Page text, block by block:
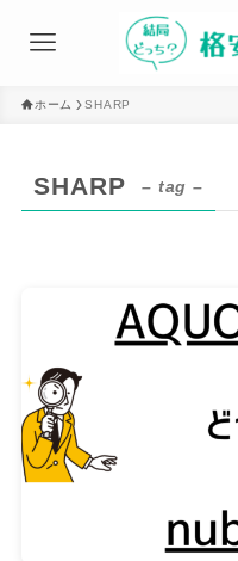
ホーム SHARP
SHARP – tag –